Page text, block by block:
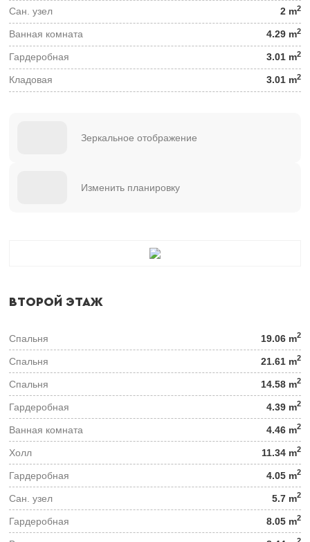
Сан. узел 2 m2
Ванная комната 4.29 m2
Гардеробная 3.01 m2
Кладовая 3.01 m2
Зеркальное отображение
Изменить планировку
ВТОРОЙ ЭТАЖ
Спальня 19.06 m2
Спальня 21.61 m2
Спальня 14.58 m2
Гардеробная 4.39 m2
Ванная комната 4.46 m2
Холл 11.34 m2
Гардеробная 4.05 m2
Сан. узел 5.7 m2
Гардеробная 8.05 m2